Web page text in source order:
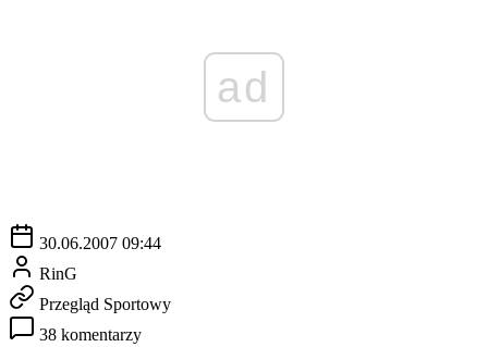
ad
30.06.2007 09:44
RinG
Przegląd Sportowy
38 komentarzy